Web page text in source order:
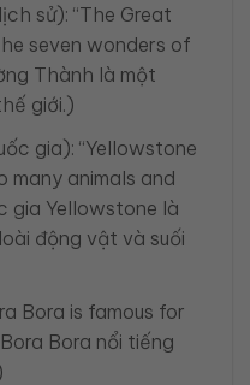
sử): “The Great
seven wonders of
Thành là một
giới.)
gia): “Yellowstone
many animals and
gia Yellowstone là
động vật và suối
Bora is famous for
Bora nổi tiếng